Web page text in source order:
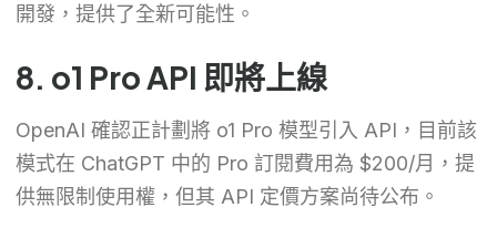
開發，提供了全新可能性。
8. o1 Pro API 即將上線
OpenAI 確認正計劃將 o1 Pro 模型引入 API，目前該
模式在 ChatGPT 中的 Pro 訂閱費用為 $200/月，提
供無限制使用權，但其 API 定價方案尚待公布。